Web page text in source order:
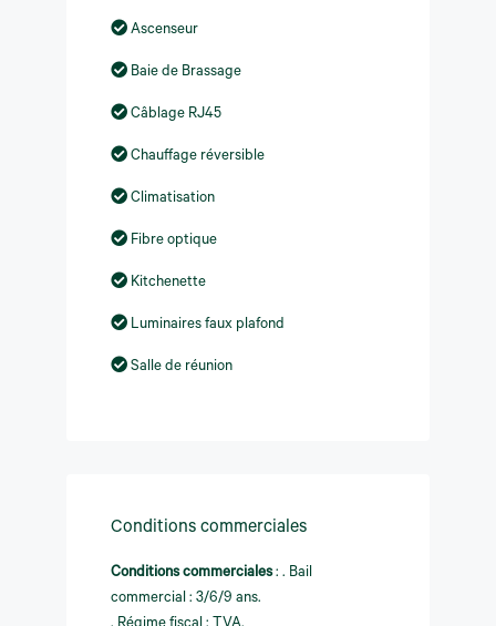
Ascenseur
Baie de Brassage
Câblage RJ45
Chauffage réversible
Climatisation
Fibre optique
Kitchenette
Luminaires faux plafond
Salle de réunion
Conditions commerciales
Conditions commerciales : . Bail
commercial : 3/6/9 ans.